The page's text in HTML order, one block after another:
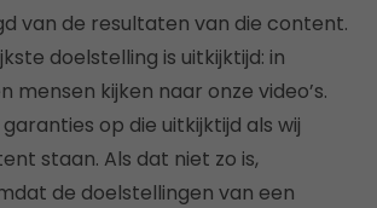
van de resultaten van die content.
doelstelling is uitkijktijd: in
mensen kijken naar onze video’s.
op die uitkijktijd als wij
staan. Als dat niet zo is,
de doelstellingen van een